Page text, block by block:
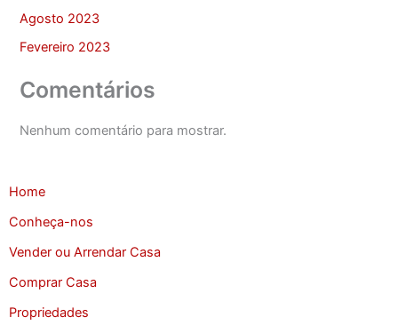
Agosto 2023
Fevereiro 2023
Comentários
Nenhum comentário para mostrar.
Home
Conheça-nos
Vender ou Arrendar Casa
Comprar Casa
Propriedades